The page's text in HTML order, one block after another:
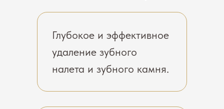
Глубокое и эффективное
удаление зубного
налета и зубного камня.